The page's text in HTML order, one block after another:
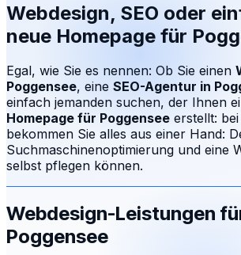
Webdesign, SEO oder
neue Homepage für
Egal, wie Sie es nennen: Ob Sie einen
Poggensee, eine SEO-Agentur in
einfach jemanden suchen, der Ihnen
Homepage für Poggensee erstellt:
bekommen Sie alles aus einer Hand:
Suchmaschinenoptimierung und eine
selbst pflegen können.
Webdesign-Leistungen
Poggensee